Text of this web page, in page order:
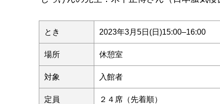
とき 2023年3月5日(日)15:00–16:00
場所 休憩室
対象 入館者
定員 ２４席（先着順）